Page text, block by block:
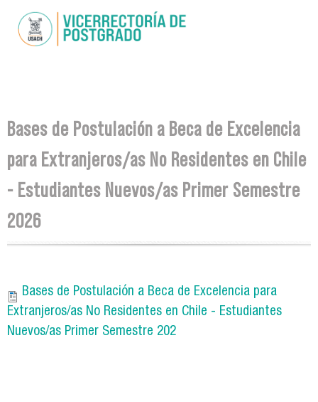
contenido
Se encuentra usted aquí
Bases de Postulación a Beca de Excelencia
para Extranjeros/as No Residentes en Chile
- Estudiantes Nuevos/as Primer Semestre
2026
Bases de Postulación a Beca de Excelencia para
Extranjeros/as No Residentes en Chile - Estudiantes
Nuevos/as Primer Semestre 202